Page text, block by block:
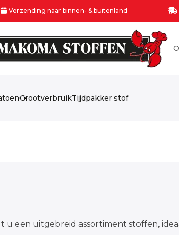
Verzending naar binnen- & buitenland
GrootverbruikTijdpakker stof
u een uitgebreid assortiment stoffen,